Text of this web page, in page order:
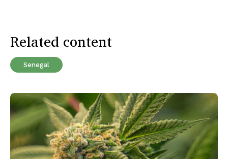
Related content
Senegal